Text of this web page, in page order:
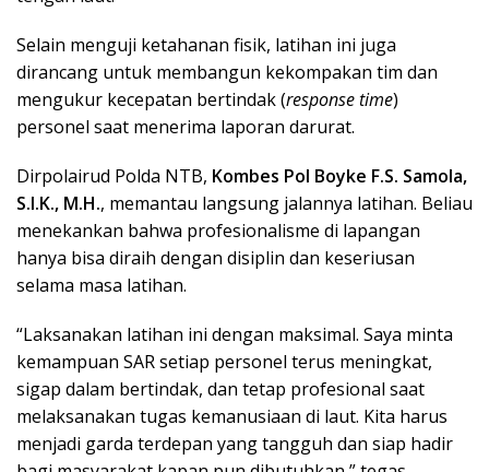
Selain menguji ketahanan fisik, latihan ini juga
dirancang untuk membangun kekompakan tim dan
mengukur kecepatan bertindak (response time)
personel saat menerima laporan darurat.
Dirpolairud Polda NTB, Kombes Pol Boyke F.S. Samola,
S.I.K., M.H., memantau langsung jalannya latihan. Beliau
menekankan bahwa profesionalisme di lapangan
hanya bisa diraih dengan disiplin dan keseriusan
selama masa latihan.
“Laksanakan latihan ini dengan maksimal. Saya minta
kemampuan SAR setiap personel terus meningkat,
sigap dalam bertindak, dan tetap profesional saat
melaksanakan tugas kemanusiaan di laut. Kita harus
menjadi garda terdepan yang tangguh dan siap hadir